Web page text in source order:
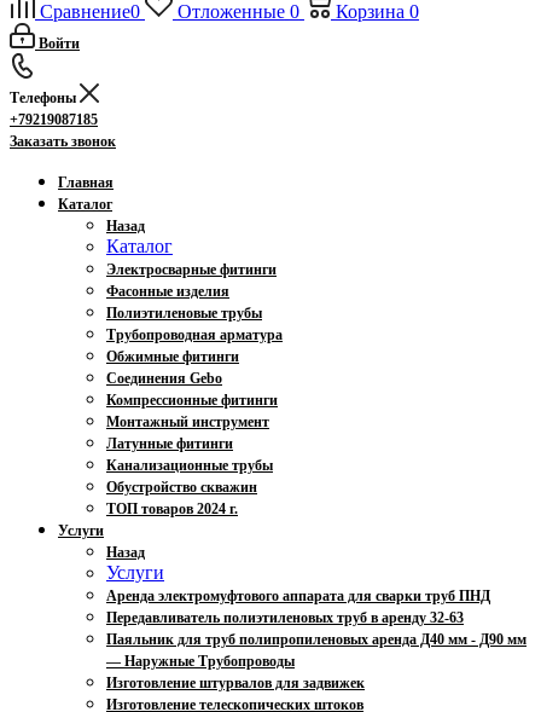
Сравнение0 Отложенные 0 Корзина 0
Войти
Телефоны
+79219087185
Заказать звонок
Главная
Каталог
Назад
Каталог
Электросварные фитинги
Фасонные изделия
Полиэтиленовые трубы
Трубопроводная арматура
Обжимные фитинги
Соединения Gebo
Компрессионные фитинги
Монтажный инструмент
Латунные фитинги
Канализационные трубы
Обустройство скважин
ТОП товаров 2024 г.
Услуги
Назад
Услуги
Аренда электромуфтового аппарата для сварки труб ПНД
Передавливатель полиэтиленовых труб в аренду 32-63
Паяльник для труб полипропиленовых аренда Д40 мм - Д90 мм
— Наружные Трубопроводы
Изготовление штурвалов для задвижек
Изготовление телескопических штоков